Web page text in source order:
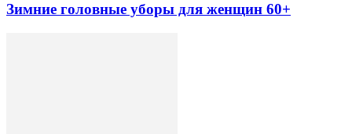
Зимние головные уборы для женщин 60+